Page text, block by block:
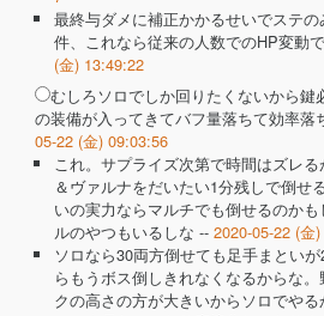
最終与ダメに補正かかるせいでステ
件、これなら従来の人数でのHP変動
(金) 13:49:22
むしろソロでしか回りたくないから鍵
の装備が入ってきてバフ量落ちて効率落
05-22 (金) 09:03:56
これ。サプライズ次第で時間はズレ
＆ヴァルナをだいたい1分残しで倒せ
いの実力ならマルチでも倒せるのか
ルのやつもいるしな -- 2020-05-22 (金
ソロなら30両方倒せても足手まとい
らもうボス倒しきれなくなるからな
クの高さの方が大きいからソロでや